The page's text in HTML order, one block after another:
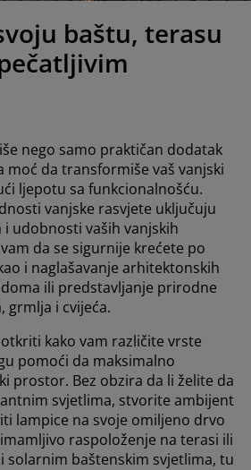
baštu, terasu
nego samo praktičan dodatak
moć da transformiše vaš vanjski
ljepotu sa funkcionalnošću.
vanjske rasvjete uključuju
udobnosti vaših vanjskih
da se sigurnije krećete po
i naglašavanje arhitektonskih
ili predstavljanje prirodne
grmlja i cvijeća.
kako vam različite vrste
pomoći da maksimalno
prostor. Bez obzira da li želite da
svjetlima, stvorite ambijent
lampice na svoje omiljeno drvo
raspoloženje na terasi ili
solarnim baštenskim svjetlima, tu